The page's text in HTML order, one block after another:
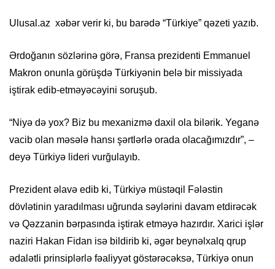
Ulusal.az xəbər verir ki, bu barədə “Türkiye” qəzeti yazıb.
Ərdoğanın sözlərinə görə, Fransa prezidenti Emmanuel
Makron onunla görüşdə Türkiyənin belə bir missiyada
iştirak edib-etməyəcəyini soruşub.
“Ni­yə də yox? Biz bu mexanizmə daxil ola bilərik. Yeganə
vacib olan məsələ hansı şərtlərlə orada olacağımızdır”, –
deyə Türkiyə lideri vurğulayıb.
Prezident əlavə edib ki, Türkiyə müstəqil Fələstin
dövlətinin yaradılması uğrunda səylərini davam etdirəcək
və Qəzzanin bərpasında iştirak etməyə hazırdır. Xarici işlər
naziri Hakan Fidan isə bildirib ki, əgər beynəlxalq qrup
ədalətli prinsiplərlə fəaliyyət göstərəcəksə, Türkiyə onun